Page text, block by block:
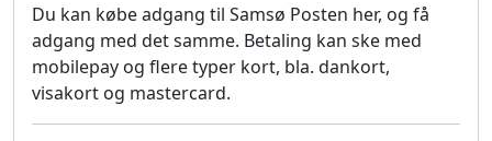
Du kan købe adgang til Samsø Posten her, og få
adgang med det samme. Betaling kan ske med
mobilepay og flere typer kort, bla. dankort,
visakort og mastercard.